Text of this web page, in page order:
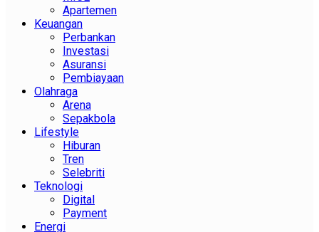
Apartemen
Keuangan
Perbankan
Investasi
Asuransi
Pembiayaan
Olahraga
Arena
Sepakbola
Lifestyle
Hiburan
Tren
Selebriti
Teknologi
Digital
Payment
Energi